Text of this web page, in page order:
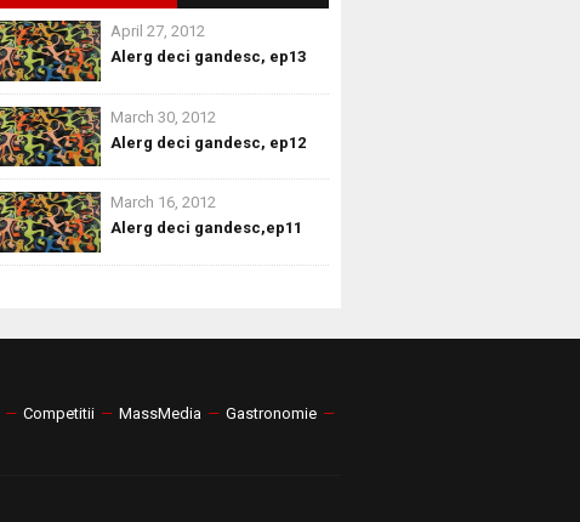
April 27, 2012
Alerg deci gandesc, ep13
March 30, 2012
Alerg deci gandesc, ep12
March 16, 2012
Alerg deci gandesc,ep11
— Competitii — MassMedia — Gastronomie —